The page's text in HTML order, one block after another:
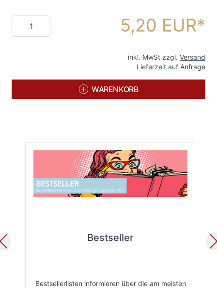
Menge 5,20 EUR
inkl. MwSt zzgl. Versand
Lieferzeit auf Anfrage
WARENKORB
Bestseller
Bestsellerlisten informieren über die am meisten